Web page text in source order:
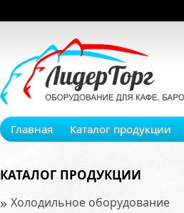
Главная Каталог продукции
КАТАЛОГ ПРОДУКЦИИ
» Холодильное оборудование